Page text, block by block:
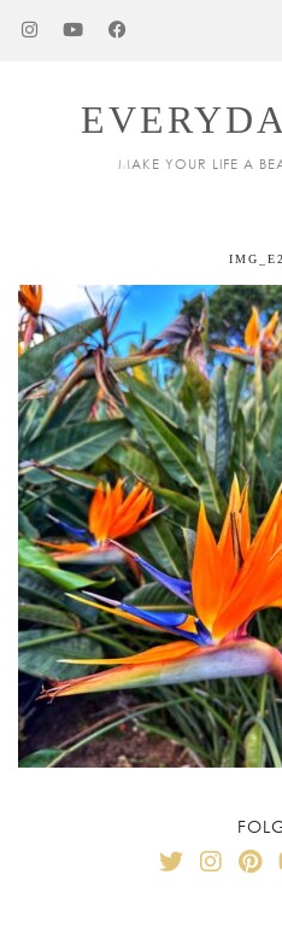
MAKE YOUR LIFE A